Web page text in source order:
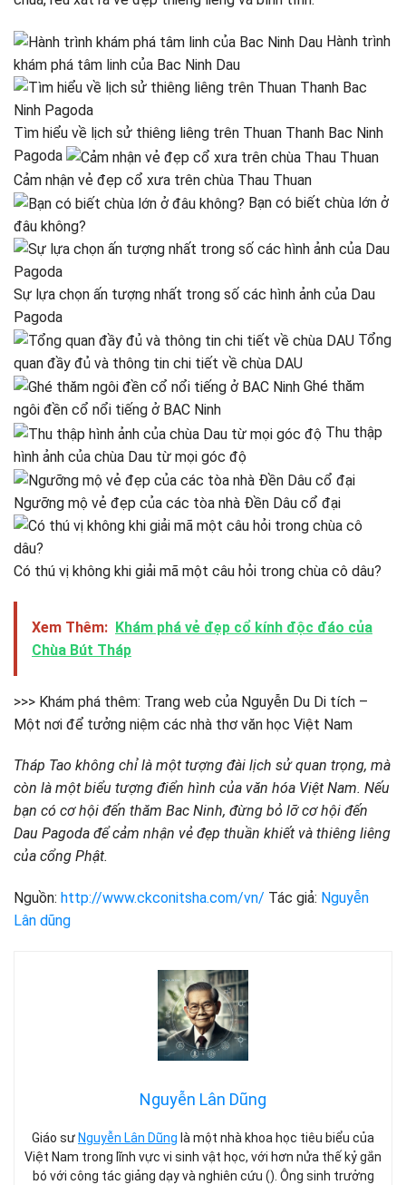
Hành trình
khám phá tâm linh của Bac Ninh Dau
Tìm hiểu về lịch sử thiêng liêng trên Thuan Thanh Bac Ninh
Pagoda
Cảm nhận vẻ đẹp cổ xưa trên chùa Thau Thuan
Bạn có biết chùa lớn ở
đâu không?
Sự lựa chọn ấn tượng nhất trong số các hình ảnh của Dau
Pagoda
Tổng
quan đầy đủ và thông tin chi tiết về chùa DAU
Ghé thăm
ngôi đền cổ nổi tiếng ở BAC Ninh
Thu thập
hình ảnh của chùa Dau từ mọi góc độ
Ngưỡng mộ vẻ đẹp của các tòa nhà Đền Dâu cổ đại
Có thú vị không khi giải mã một câu hỏi trong chùa cô dâu?
Xem Thêm: Khám phá vẻ đẹp cổ kính độc đáo của
Chùa Bút Tháp
>>> Khám phá thêm: Trang web của Nguyễn Du Di tích –
Một nơi để tưởng niệm các nhà thơ văn học Việt Nam
Tháp Tao không chỉ là một tượng đài lịch sử quan trọng, mà
còn là một biểu tượng điển hình của văn hóa Việt Nam. Nếu
bạn có cơ hội đến thăm Bac Ninh, đừng bỏ lỡ cơ hội đến
Dau Pagoda để cảm nhận vẻ đẹp thuần khiết và thiêng liêng
của cổng Phật.
Nguồn: http://www.ckconitsha.com/vn/ Tác giả: Nguyễn
Lân dũng
Nguyễn Lân Dũng
Giáo sư Nguyễn Lân Dũng là một nhà khoa học tiêu biểu của
Việt Nam trong lĩnh vực vi sinh vật học, với hơn nửa thế kỷ gắn
bó với công tác giảng dạy và nghiên cứu (). Ông sinh trưởng